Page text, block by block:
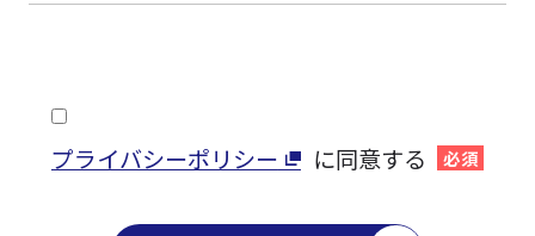
プライバシーポリシー に同意する 必須